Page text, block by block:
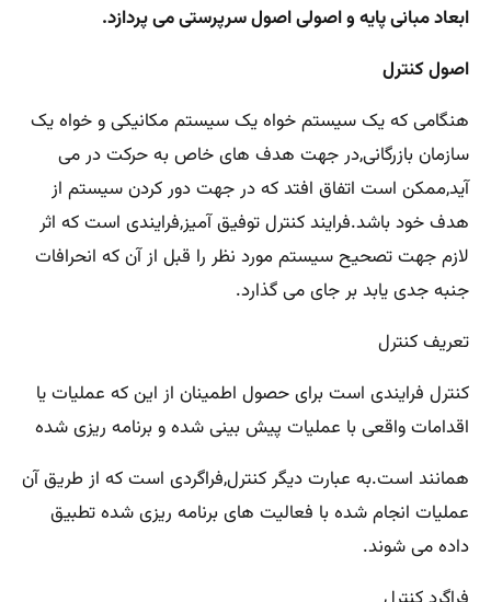
ابعاد مبانی پایه و اصولی اصول سرپرستی می پردازد.
اصول کنترل
هنگامی که یک سیستم خواه یک سیستم مکانیکی و خواه یک
سازمان بازرگانی,در جهت هدف های خاص به حرکت در می
آید,ممکن است اتفاق افتد که در جهت دور کردن سیستم از
هدف خود باشد.فرایند کنترل توفیق آمیز,فرایندی است که اثر
لازم جهت تصحیح سیستم مورد نظر را قبل از آن که انحرافات
جنبه جدی یابد بر جای می گذارد.
تعریف کنترل
کنترل فرایندی است برای حصول اطمینان از این که عملیات یا
اقدامات واقعی با عملیات پیش بینی شده و برنامه ریزی شده
همانند است.به عبارت دیگر کنترل,فراگردی است که از طریق آن
عملیات انجام شده با فعالیت های برنامه ریزی شده تطبیق
داده می شوند.